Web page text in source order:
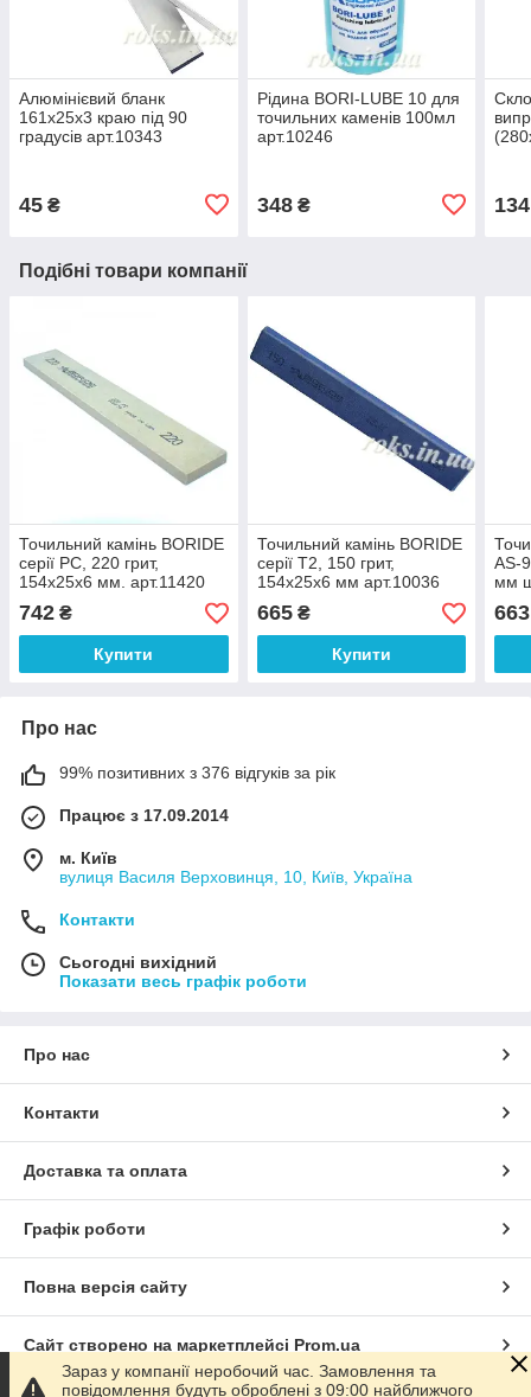
Алюмінієвий бланк
161х25х3 краю під 90
градусів арт.10343
45 ₴
Рідина BORI-LUBE 10 для
точильних каменів 100мл
арт.10246
348₴ 134
Подібні товари компанії
Точильний камінь BORIDE
серії PC, 220 грит,
154х25х6 мм. арт.11420
742 ₴
Купити
Точильний камінь BORIDE
серії T2, 150 грит,
154х25х6 мм арт.10036
665₴
Купити
AS-
мм
663
Про нас
99% позитивних з 376 відгуків за рік
Працює з 17.09.2014
м. Київ
вулиця Василя Верховинця, 10, Київ, Україна
Контакти
Сьогодні вихідний
Показати весь графік роботи
Про нас
Контакти
Доставка та оплата
Графік роботи
Повна версія сайту
Сайт створено на маркетплейсі Prom.ua
Зараз у компанії неробочий час. Замовлення та
повідомлення будуть оброблені з 09:00 найближчого